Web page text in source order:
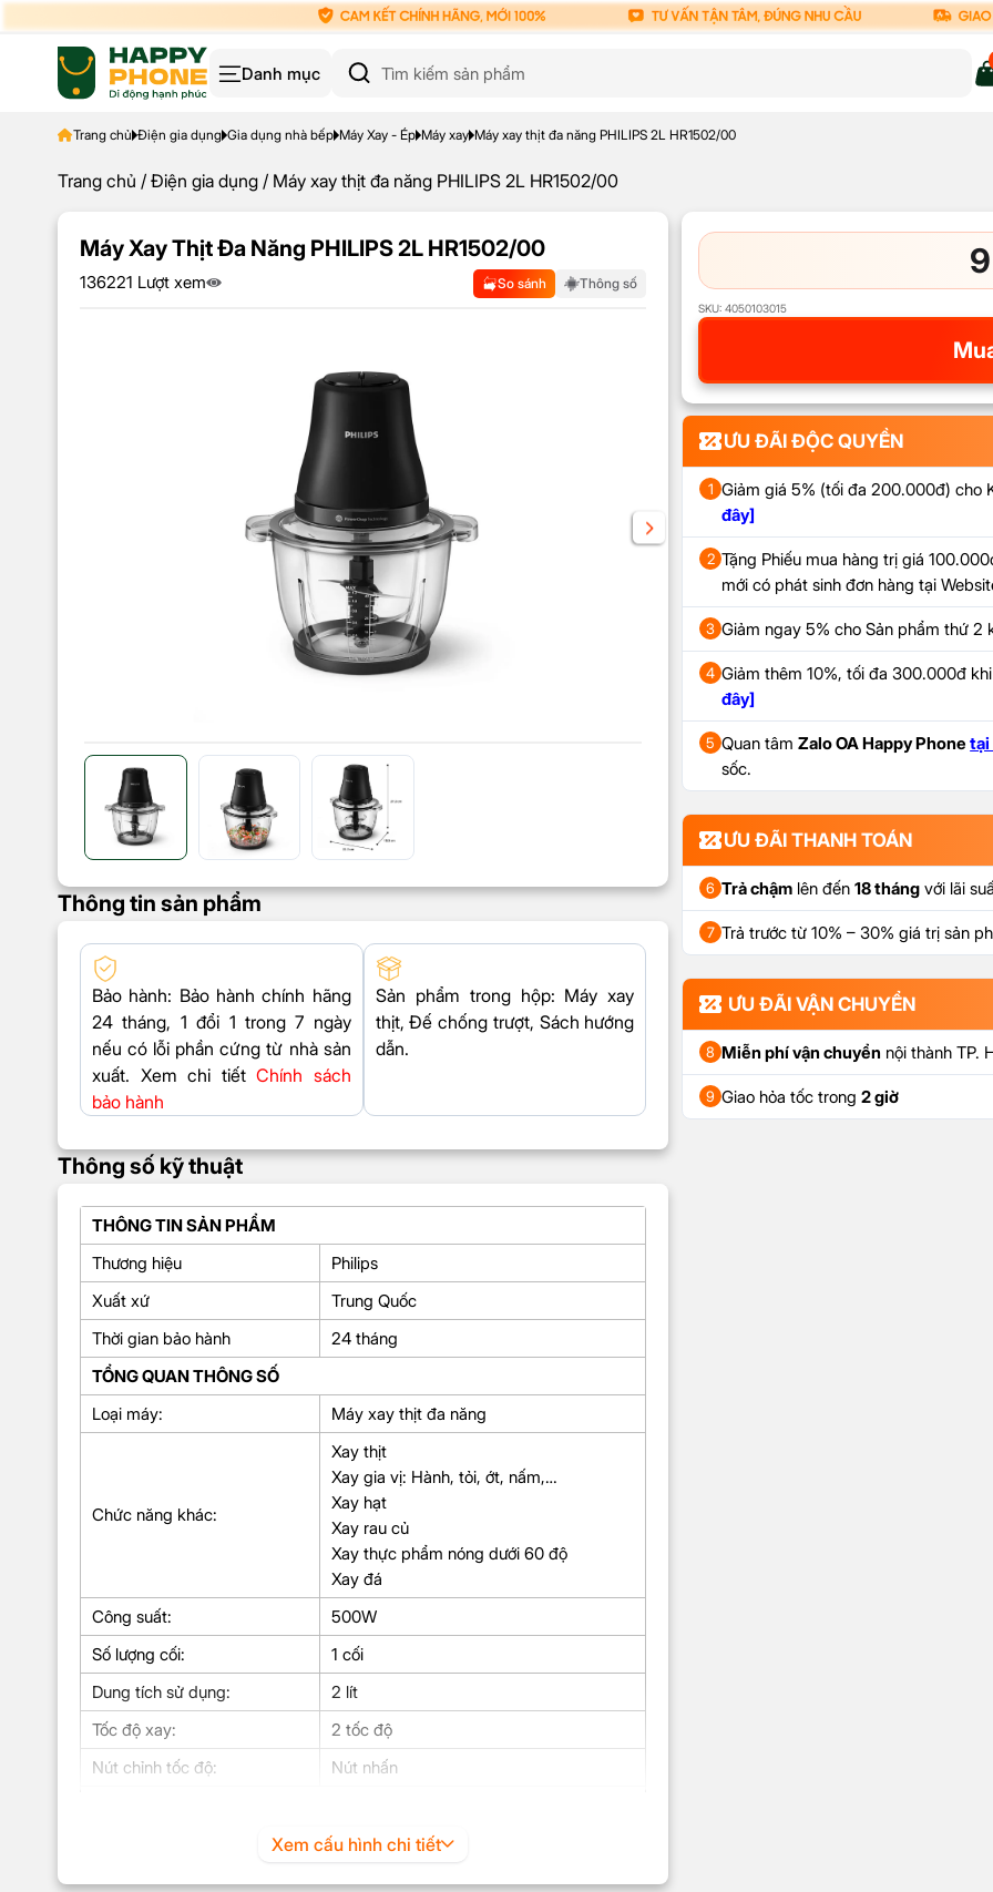
Danh mục
Trang chủ Điện gia dụng Gia dụng nhà bếp Máy Xay - Ép Máy xay Máy xay thịt đa năng PHILIPS 2L HR1502/00
Trang chủ / Điện gia dụng / Máy xay thịt đa năng PHILIPS 2L HR1502/00
SKU:4050103015
ƯU ĐÃI ĐỘC QUYỀN
1 Giảm giá 5% (tối đa 200.000đ) cho
đây]
2 Tặng Phiếu mua hàng trị giá
mới có phát sinh đơn hàng tại
3 Giảm ngay 5% cho Sản phẩm thứ
4 Giảm thêm 10%, tối đa 300.000đ
đây]
5 Quan tâmZalo OA Happy Phonetại
sốc.
ƯU ĐÃI THANH TOÁN
6 Trả chậm lên đến18 tháng với lãi
7 Trả trước từ 10% – 30% giá trị sản
ƯU ĐÃI VẬN CHUYỂN
8 Miễn phí vận chuyển nội thành TP.
9 Giao hỏa tốc trong2 giờ
Máy Xay Thịt Đa Năng PHILIPS 2L HR1502/00
136221 Lượt xem So sánh Thông số
Thông tin sản phẩm
Bảo hành: Bảo hành chính hãng
24 tháng, 1 đổi 1 trong 7 ngày
nếu có lỗi phần cứng từ nhà sản
xuất. Xem chi tiếtChính sách
bảo hành
Sản phẩm trong hộp: Máy xay
thịt, Đế chống trượt, Sách hướng
dẫn.
Thông số kỹ thuật
THÔNG TIN SẢN PHẨM
Thương hiệu
Philips
Xuất xứ
Trung Quốc
Thời gian bảo hành
24 tháng
TỔNG QUAN THÔNG SỐ
Loại máy:
Máy xay thịt đa năng
Chức năng khác:
Xay thịt
Xay gia vị: Hành, tỏi, ớt, nấm,…
Xay hạt
Xay rau củ
Xay thực phẩm nóng dưới 60 độ
Xay đá
Công suất:
500W
Số lượng cối:
1 cối
Dung tích sử dụng:
2 lít
Tốc độ xay:
2 tốc độ
Nút chỉnh tốc độ:
Nút nhấn
Ngang 22.1 cm – Sâu 22.1 cm – Cao 27.1
Xem cấu hình chi tiết